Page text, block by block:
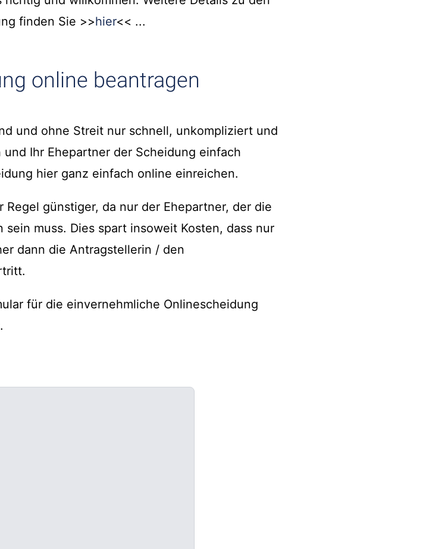
finden Sie >>hier<< ...
online beantragen
und ohne Streit nur schnell, unkompliziert und
Ihr Ehepartner der Scheidung einfach
hier ganz einfach online einreichen.
günstiger, da nur der Ehepartner, der die
muss. Dies spart insoweit Kosten, dass nur
dann die Antragstellerin / den
für die einvernehmliche Onlinescheidung